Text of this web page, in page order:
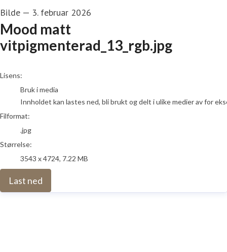
Bilde — 3. februar 2026
Mood matt
vitpigmenterad_13_rgb.jpg
go to media item
Lisens:
Bruk i media
Innholdet kan lastes ned, bli brukt og delt i ulike medier av for
Filformat:
.jpg
Størrelse:
3543 x 4724, 7.22 MB
Last ned